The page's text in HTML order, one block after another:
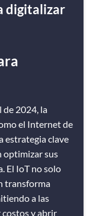
digitalizar
2024, la
el Internet de
estrategia clave
optimizar sus
El IoT no solo
transforma
a las
costos y abrir